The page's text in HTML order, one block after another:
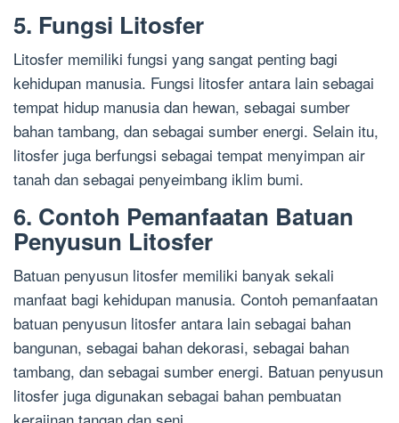
5. Fungsi Litosfer
Litosfer memiliki fungsi yang sangat penting bagi
kehidupan manusia. Fungsi litosfer antara lain sebagai
tempat hidup manusia dan hewan, sebagai sumber
bahan tambang, dan sebagai sumber energi. Selain itu,
litosfer juga berfungsi sebagai tempat menyimpan air
tanah dan sebagai penyeimbang iklim bumi.
6. Contoh Pemanfaatan Batuan
Penyusun Litosfer
Batuan penyusun litosfer memiliki banyak sekali
manfaat bagi kehidupan manusia. Contoh pemanfaatan
batuan penyusun litosfer antara lain sebagai bahan
bangunan, sebagai bahan dekorasi, sebagai bahan
tambang, dan sebagai sumber energi. Batuan penyusun
litosfer juga digunakan sebagai bahan pembuatan